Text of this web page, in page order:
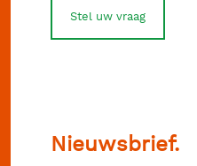
Stel uw vraag
Nieuwsbrief.